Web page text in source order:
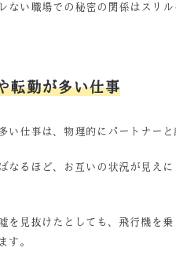
ない職場での秘密の関係はスリ
転勤が多い仕事
い仕事は、物理的にパートナーと
なるほど、お互いの状況が見え
を見抜けたとしても、飛行機を
す。